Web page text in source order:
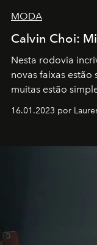
MODA
Calvin Choi:
Nesta rodovia
novas faixas
muitas estão
transportador
por propósitos,
16.01.2023 por